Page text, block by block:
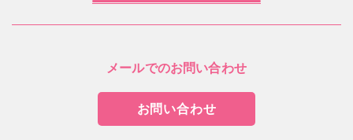
メールでのお問い合わせ
お問い合わせ